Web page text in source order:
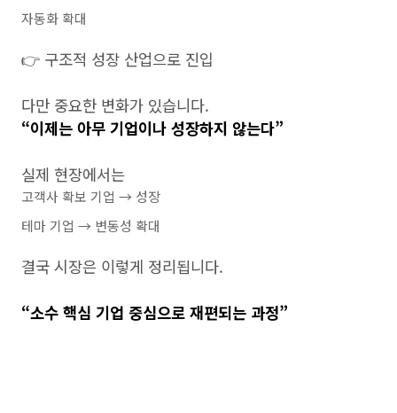
자동화 확대
👉 구조적 성장 산업으로 진입
다만 중요한 변화가 있습니다.
“이제는 아무 기업이나 성장하지 않는다”
실제 현장에서는
고객사 확보 기업 → 성장
테마 기업 → 변동성 확대
결국 시장은 이렇게 정리됩니다.
“소수 핵심 기업 중심으로 재편되는 과정”